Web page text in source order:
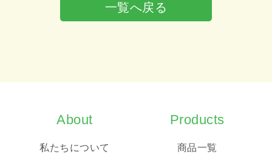
一覧へ戻る
About
私たちについて
Products
商品一覧